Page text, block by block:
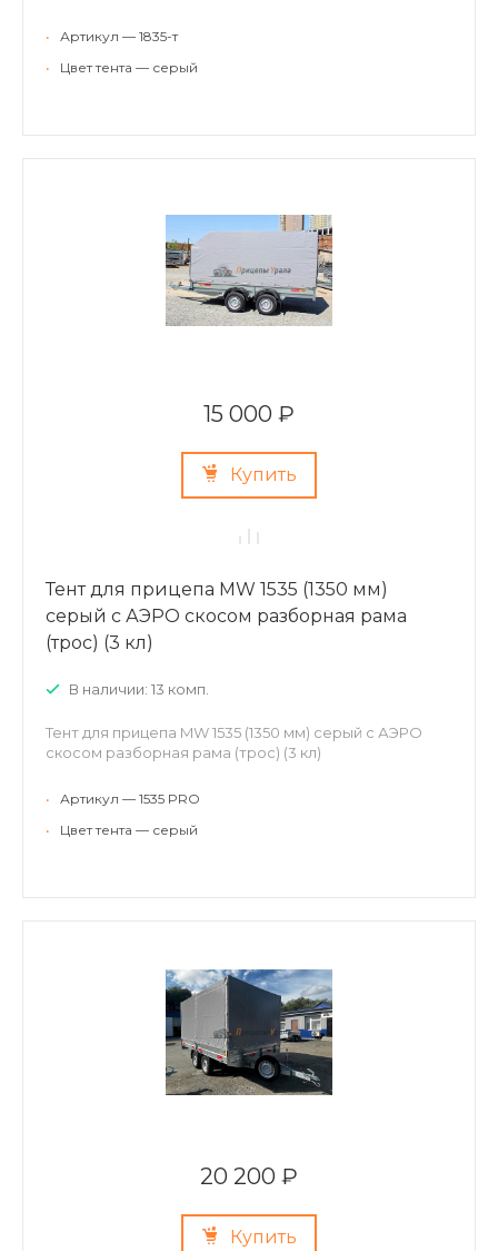
•
Артикул — 1835-т
•
Цвет тента — серый
15 000 ₽
Купить
Тент для прицепа MW 1535 (1350 мм)
серый с АЭРО скосом разборная рама
(трос) (3 кл)
В наличии: 13 комп.
Тент для прицепа MW 1535 (1350 мм) серый с АЭРО
скосом разборная рама (трос) (3 кл)
•
Артикул — 1535 PRO
•
Цвет тента — серый
20 200 ₽
Купить